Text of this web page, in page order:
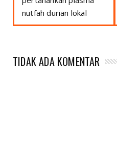
nutfah durian lokal
TIDAK ADA KOMENTAR